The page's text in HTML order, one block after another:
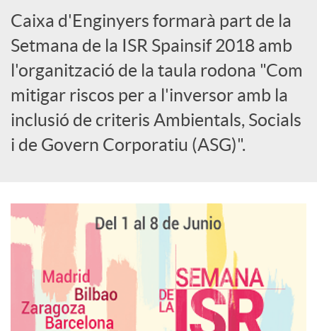
o
c
i
a
l
s
Caixa d'Enginyers formarà part de la
Setmana de la ISR Spainsif 2018 amb
l'organització de la taula rodona "Com
mitigar riscos per a l'inversor amb la
inclusió de criteris Ambientals, Socials
i de Govern Corporatiu (ASG)".